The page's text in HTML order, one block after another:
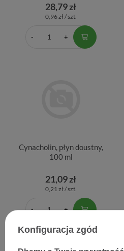
28,79 zł
0,96 zł / szt.
Cynacholin, płyn doustny,
100 ml
21,09 zł
0,21 zł / szt.
Konfiguracja zgód